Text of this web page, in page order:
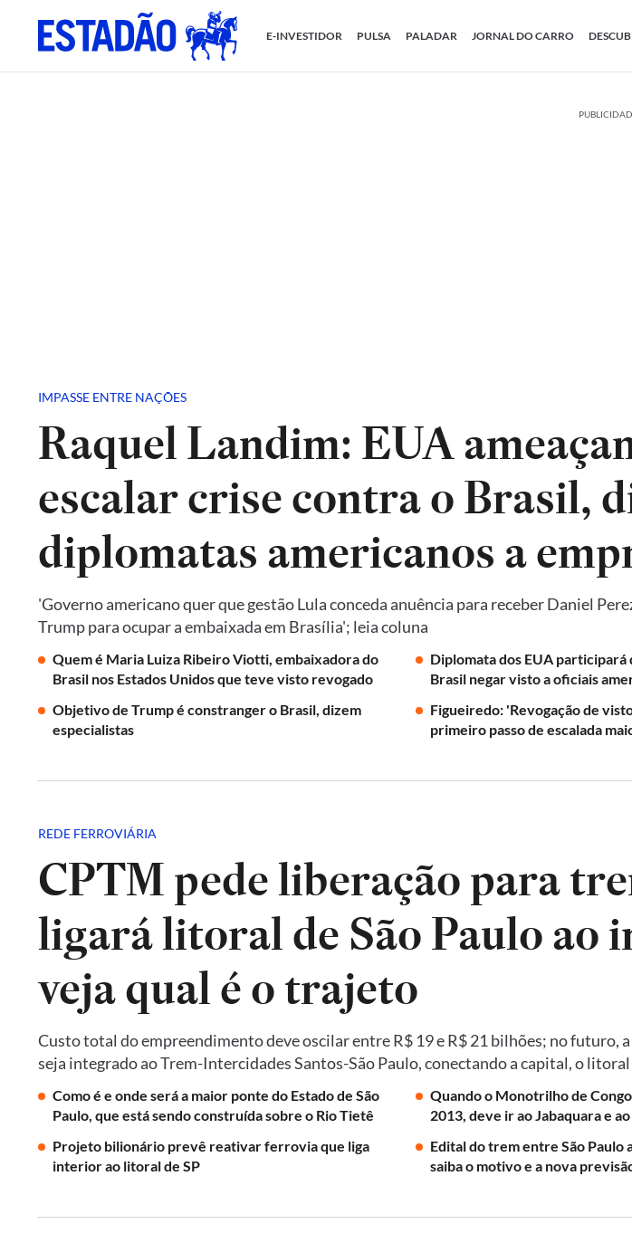
E-INVESTIDOR PULSA PALADAR JORNAL DO CARRO
IMPASSE ENTRE NAÇÕES
Raquel Landim: EUA
escalar crise contra o Brasil,
diplomatas americanos a
'Governo americano quer que gestão Lula conceda anuência para receber Daniel
Trump para ocupar a embaixada em Brasília'; leia coluna
Quem é Maria Luiza Ribeiro Viotti, embaixadora do
Brasil nos Estados Unidos que teve visto revogado
Diplomata dos EUA participará
Brasil negar visto a oficiais
Objetivo de Trump é constranger o Brasil, dizem
especialistas
Figueiredo: 'Revogação de
primeiro passo de escalada
REDE FERROVIÁRIA
CPTM pede liberação para
ligará litoral de São Paulo ao
veja qual é o trajeto
Custo total do empreendimento deve oscilar entre R$ 19 e R$ 21 bilhões; no futuro,
seja integrado ao Trem-Intercidades Santos-São Paulo, conectando a capital, o
Como é e onde será a maior ponte do Estado de São
Paulo, que está sendo construída sobre o Rio Tietê
Quando o Monotrilho de
2013, deve ir ao Jabaquara e
Projeto bilionário prevê reativar ferrovia que liga
interior ao litoral de SP
Edital do trem entre São Paulo
saiba o motivo e a nova